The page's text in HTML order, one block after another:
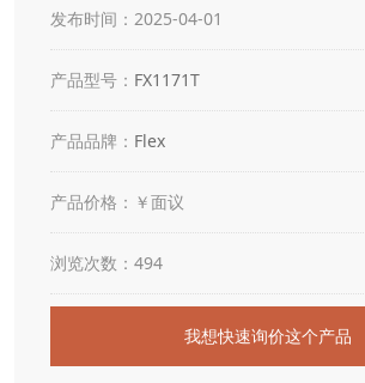
发布时间：2025-04-01
产品型号： FX1171T
产品品牌： Flex
产品价格：￥面议
浏览次数：494
我想快速询价这个产品